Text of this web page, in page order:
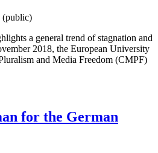
(public)
a general trend of stagnation and
2018, the European University
and Media Freedom (CMPF)
for the German